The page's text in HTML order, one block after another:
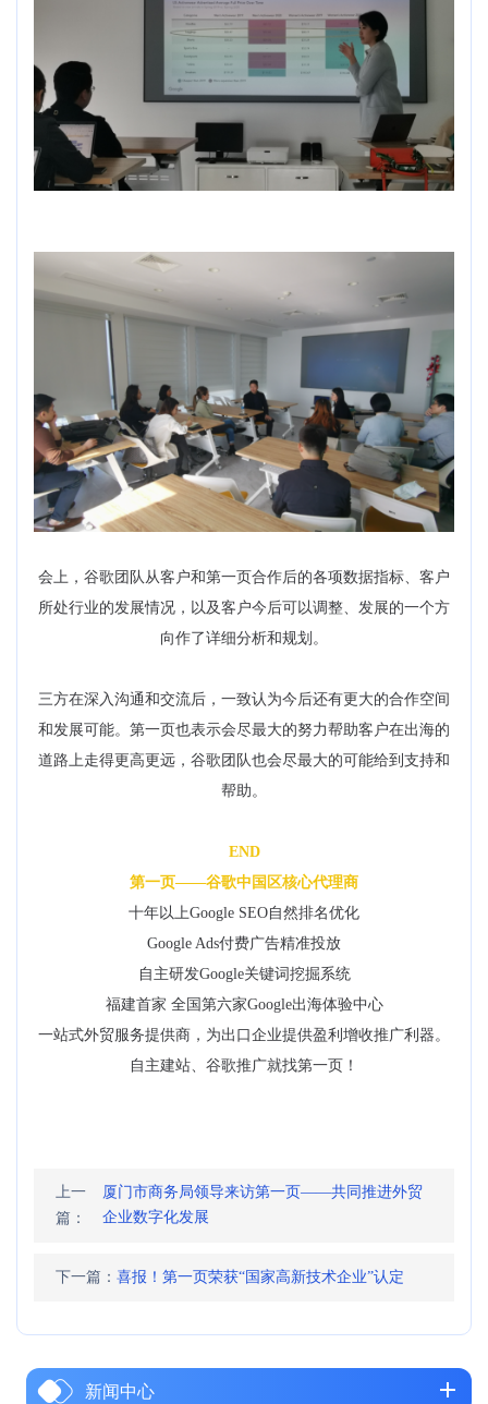
会上，谷歌团队从客户和第一页合作后的各项数据指标、客户
所处行业的发展情况，以及客户今后可以调整、发展的一个方
向作了详细分析和规划。
三方在深入沟通和交流后，一致认为今后还有更大的合作空间
和发展可能。第一页也表示会尽最大的努力帮助客户在出海的
道路上走得更高更远，谷歌团队也会尽最大的可能给到支持和
帮助。
END
第一页——谷歌中国区核心代理商
十年以上Google SEO自然排名优化
Google Ads付费广告精准投放
自主研发Google关键词挖掘系统
福建首家 全国第六家Google出海体验中心
一站式外贸服务提供商，为出口企业提供盈利增收推广利器。
自主建站、谷歌推广就找第一页！
上一
篇：
厦门市商务局领导来访第一页——共同推进外贸
企业数字化发展
下一篇： 喜报！第一页荣获“国家高新技术企业”认定
新闻中心